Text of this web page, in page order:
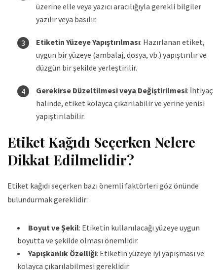
üzerine elle veya yazıcı aracılığıyla gerekli bilgiler
yazılır veya basılır.
Etiketin Yüzeye Yapıştırılması: Hazırlanan etiket,
uygun bir yüzeye (ambalaj, dosya, vb.) yapıştırılır ve
düzgün bir şekilde yerleştirilir.
Gerekirse Düzeltilmesi veya Değiştirilmesi: İhtiyaç
halinde, etiket kolayca çıkarılabilir ve yerine yenisi
yapıştırılabilir.
Etiket Kağıdı Seçerken Nelere
Dikkat Edilmelidir?
Etiket kağıdı seçerken bazı önemli faktörleri göz önünde
bulundurmak gereklidir:
Boyut ve Şekil: Etiketin kullanılacağı yüzeye uygun
boyutta ve şekilde olması önemlidir.
Yapışkanlık Özelliği: Etiketin yüzeye iyi yapışması ve
kolayca çıkarılabilmesi gereklidir.